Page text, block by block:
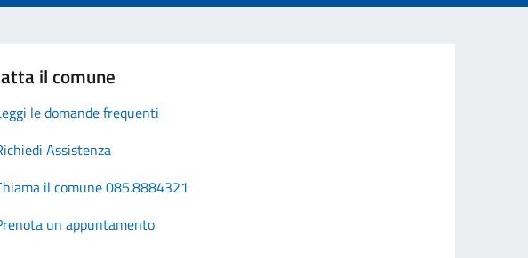
il comune
le domande frequenti
Assistenza
il comune 085.8884321
un appuntamento